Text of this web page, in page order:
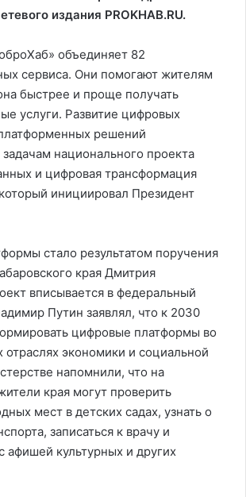
издания PROKHAB.RU.
объединяет 82
сервиса. Они помогают жителям
быстрее и проще получать
услуги. Развитие цифровых
решений
задачам национального проекта
и цифровая трансформация
инициировал Президент
стало результатом поручения
края Дмитрия
вписывается в федеральный
Путин заявлял, что к 2030
цифровые платформы во
отраслях экономики и социальной
напомнили, что на
края могут проверить
мест в детских садах, узнать о
записаться к врачу и
афишей культурных и других